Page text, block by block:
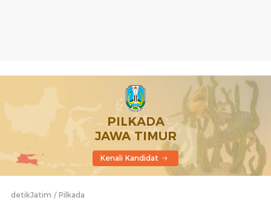
PILKADA
JAWA TIMUR
Kenali Kandidat
detikJatim Pilkada